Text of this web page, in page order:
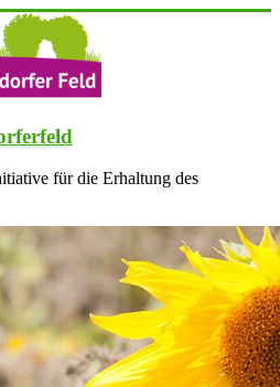
für die Erhaltung des